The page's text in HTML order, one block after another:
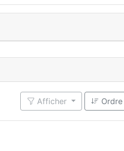
Afficher Ordre